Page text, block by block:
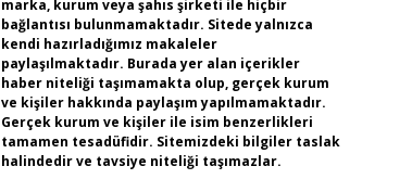
marka, kurum veya şahıs şirketi ile hiçbir
bağlantısı bulunmamaktadır. Sitede yalnızca
kendi hazırladığımız makaleler
paylaşılmaktadır. Burada yer alan içerikler
haber niteliği taşımamakta olup, gerçek kurum
ve kişiler hakkında paylaşım yapılmamaktadır.
Gerçek kurum ve kişiler ile isim benzerlikleri
tamamen tesadüfidir. Sitemizdeki bilgiler taslak
halindedir ve tavsiye niteliği taşımazlar.